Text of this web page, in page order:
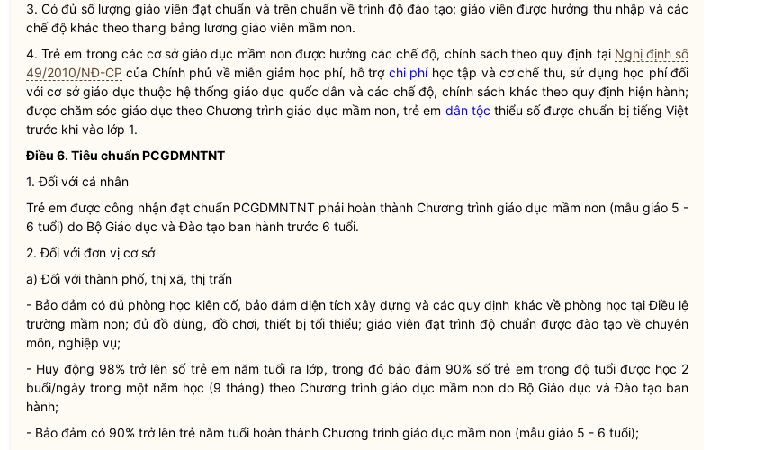
3. Có đủ số lượng giáo viên đạt chuẩn và trên chuẩn về trình độ đào tạo; giáo viên được hưởng thu nhập và các
chế độ khác theo thang bảng lương giáo viên mầm non.
4. Trẻ em trong các cơ sở giáo dục mầm non được hưởng các chế độ, chính sách theo quy định tại Nghị định số
49/2010/NĐ-CP của Chính phủ về miễn giảm học phí, hỗ trợ chi phíhọc tập và cơ chế thu, sử dụng học phí đối
với cơ sở giáo dục thuộc hệ thống giáo dục quốc dân và các chế độ, chính sách khác theo quy định hiện hành;
được chăm sóc giáo dục theo Chương trình giáo dục mầm non, trẻ em dân tộc thiểu số được chuẩn bị tiếng Việt
trước khi vào lớp 1.
Điều 6. Tiêu chuẩn PCGDMNTNT
1. Đối với cá nhân
Trẻ em được công nhận đạt chuẩn PCGDMNTNT phải hoàn thành Chương trình giáo dục mầm non (mẫu giáo 5 -
6 tuổi) do Bộ Giáo dục và Đào tạo ban hành trước 6 tuổi.
2. Đối với đơn vị cơ sở
a) Đối với thành phố, thị xã, thị trấn
- Bảo đảm có đủ phòng học kiên cố, bảo đảm diện tích xây dựng và các quy định khác về phòng học tạiĐiều lệ
trường mầm non; đủ đồ dùng, đồ chơi, thiết bị tối thiểu; giáo viên đạt trình độ chuẩn được đào tạo về chuyên
môn, nghiệp vụ;
- Huy động 98% trở lên số trẻ em năm tuổi ra lớp, trong đó bảo đảm 90% số trẻ em trong độ tuổi được học 2
buổi/ngày trong một năm học (9 tháng) theo Chương trình giáo dục mầm non do Bộ Giáo dục và Đào tạo ban
hành;
- Bảo đảm có 90% trở lên trẻ năm tuổi hoàn thành Chương trình giáo dục mầm non (mẫu giáo 5 - 6 tuổi);